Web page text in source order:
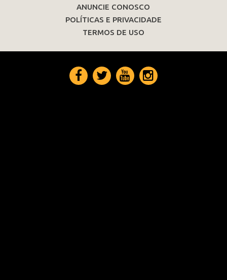
ANUNCIE CONOSCO
POLÍTICAS E PRIVACIDADE
TERMOS DE USO